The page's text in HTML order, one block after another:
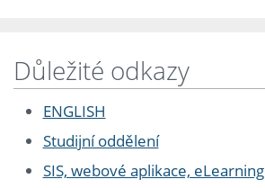
Důležité odkazy
ENGLISH
Studijní oddělení
SIS, webové aplikace, eLearning